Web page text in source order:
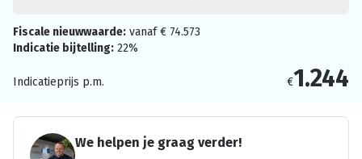
Fiscale nieuwwaarde: vanaf € 74.573
Indicatie bijtelling: 22%
Indicatieprijs p.m. €1.244
We helpen je graag verder!